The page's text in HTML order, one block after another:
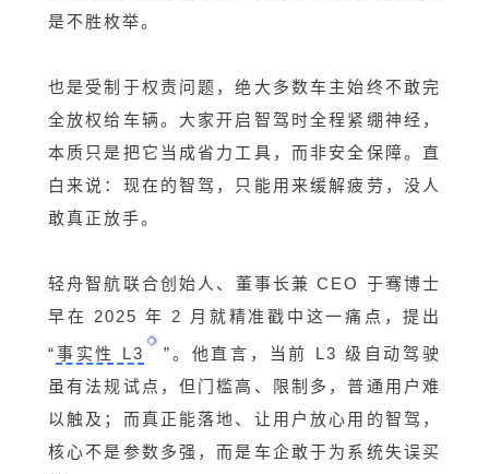
是不胜枚举。
也是受制于权责问题，绝大多数车主始终不敢完
全放权给车辆。大家开启智驾时全程紧绷神经，
本质只是把它当成省力工具，而非安全保障。直
白来说：现在的智驾，只能用来缓解疲劳，没人
敢真正放手。
轻舟智航联合创始人、董事长兼 CEO 于骞博士
早在 2025 年 2 月就精准戳中这一痛点，提出
“事实性 L3
”。他直言，当前 L3 级自动驾驶
虽有法规试点，但门槛高、限制多，普通用户难
以触及；而真正能落地、让用户放心用的智驾，
核心不是参数多强，而是车企敢于为系统失误买